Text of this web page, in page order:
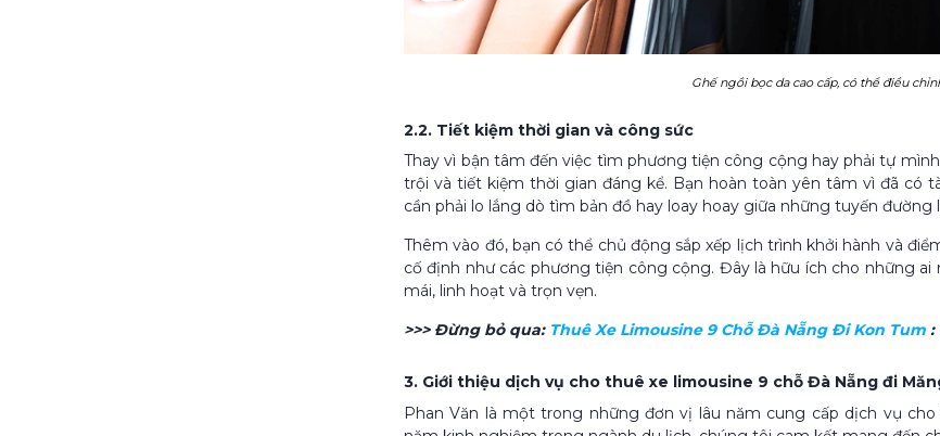
Ghế ngồi bọc da cao cấp, có thể điều
2.2. Tiết kiệm thời gian và công sức
Thay vì bận tâm đến việc tìm phương tiện công cộng hay phải tự
trội và tiết kiệm thời gian đáng kể. Bạn hoàn toàn yên tâm vì đã có
cần phải lo lắng dò tìm bản đồ hay loay hoay giữa những tuyến đường
Thêm vào đó, bạn có thể chủ động sắp xếp lịch trình khởi hành và
cố định như các phương tiện công cộng. Đây là hữu ích cho những
mái, linh hoạt và trọn vẹn.
>>> Đừng bỏ qua: Thuê Xe Limousine 9 Chỗ Đà Nẵng Đi Kon Tum :
3. Giới thiệu dịch vụ cho thuê xe limousine 9 chỗ Đà Nẵng đi
Phan Văn là một trong những đơn vị lâu năm cung cấp dịch vụ